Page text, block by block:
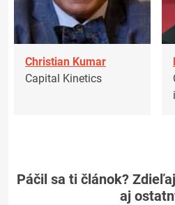
Christian Kumar
Capital Kinetics
Páčil sa ti článok?
aj